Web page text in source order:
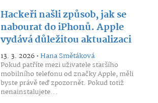
Hackeři našli způsob, jak se
nabourat do iPhonů. Apple
vydává důležitou aktualizaci
13. 3. 2026 •Hana Smětáková
Pokud patříte mezi uživatele staršího
mobilního telefonu od značky Apple, měli
byste právě teď zpozornět. Pokud totiž
nenainstalujete...